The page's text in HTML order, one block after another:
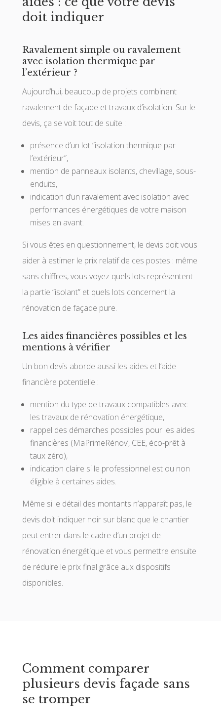
doit indiquer
Ravalement simple ou ravalement
avec isolation thermique par
l’extérieur ?
Aujourd’hui, beaucoup de projets combinent
ravalement de façade et travaux d’isolation. Sur le
devis, ça se voit tout de suite :
présence d’un lot “isolation thermique par
l’extérieur”,
mention de panneaux isolants, chevillage, sous-
enduits,
indication d’un ravalement avec isolation avec
performances énergétiques de votre maison
mises en avant.
Si vous êtes en questionnement, le devis doit vous
aider à estimer le prix relatif de ces postes : même
sans chiffres, vous voyez quels lots représentent
la partie “isolant” et quels lots concernent la
rénovation de façade pure.
Les aides financières possibles et les
mentions à vérifier
Un bon devis aborde aussi les aides et l’aide
financière potentielle :
mention du type de travaux compatibles avec
les travaux de rénovation énergétique,
rappel des démarches possibles pour les aides
financières (MaPrimeRénov’, CEE, éco-prêt à
taux zéro),
indication claire si le professionnel est ou non
éligible à certaines aides.
Même si le détail des montants n’apparaît pas, le
devis doit indiquer noir sur blanc que le chantier
peut entrer dans le cadre d’un projet de
rénovation énergétique et vous permettre ensuite
de réduire le prix final grâce aux dispositifs
disponibles.
Comment comparer
plusieurs devis façade sans
se tromper